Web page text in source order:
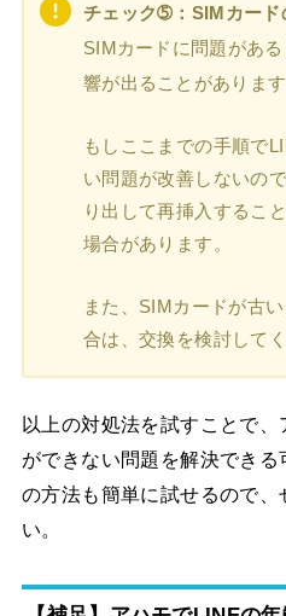
チェック➄：SIMカード
SIMカードに問題があ
響が出ることがあります
もしここまでの手順で
い問題が改善しないの
り出して再挿入するこ
場合があります。
また、SIMカードが古
合は、交換を検討してく
以上の対処法を試すことで
ができない問題を解決でき
の方法も簡単に試せるので、
い。